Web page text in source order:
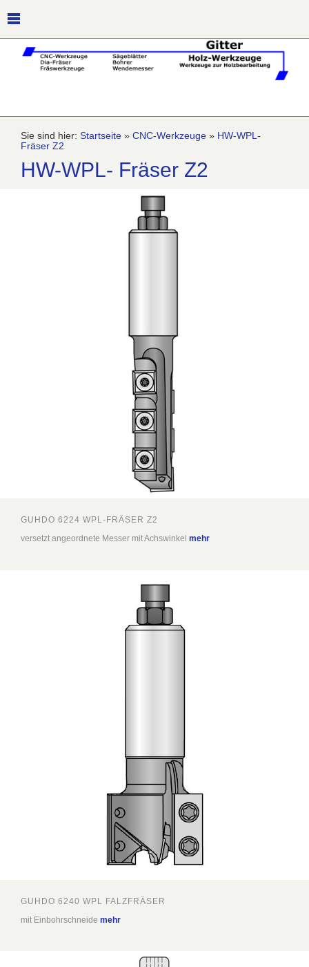
Sie sind hier: Startseite » CNC-Werkzeuge » HW-WPL-
Fräser Z2
HW-WPL- Fräser Z2
GUHDO 6224 WPL-FRÄSER Z2
versetzt angeordnete Messer mit Achswinkel mehr
GUHDO 6240 WPL FALZFRÄSER
mit Einbohrschneide mehr